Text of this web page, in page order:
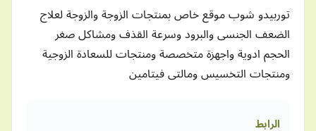
توربيدو شوب موقع خاص بمنتجات الزوجة والزوجة لعلاج
الضعف الجنسى والبرود وسرعة القذف ومشاكل صغر
الحجم ادوية واجهزة متخصصة ومنتجات للسعادة الزوجية
ومنتجات التخسيس ومالتى فيتامين
الرابط